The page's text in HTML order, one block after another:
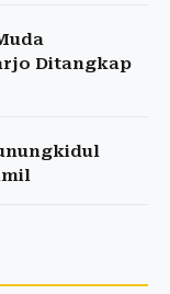
Ditangkap